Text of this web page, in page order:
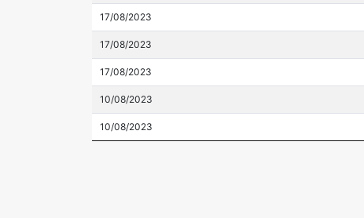
17/08/2023
17/08/2023
17/08/2023
10/08/2023
10/08/2023